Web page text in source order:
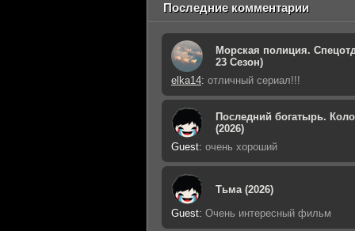
Последние комментарии
Морская полиция.
23 Сезон)
elka14: отличный сериал!!!
Последний богатырь.
(2026)
Guest: очень хороший
Тьма (2026)
Guest: Очень интересный фильм